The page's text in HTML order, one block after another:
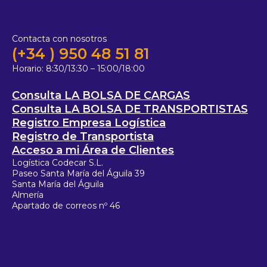
Contacta con nosotros
(+34 ) 950 48 51 81
Horario: 8:30/13:30 – 15:00/18:00
Consulta LA BOLSA DE CARGAS
Consulta LA BOLSA DE TRANSPORTISTAS
Registro Empresa Logística
Registro de Transportista
Acceso a mi Área de Clientes
Logística Codecar S.L.
Paseo Santa María del Águila 39
Santa María del Águila
Almería
Apartado de correos nº 46